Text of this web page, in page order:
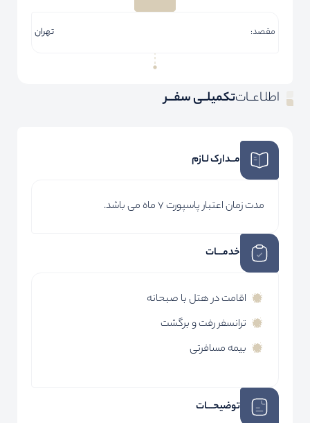
مقصد: تهران
اطلـاعــاتتکمیلــی سفـــر
مــدارک لـازم
مدت زمان اعتبار پاسپورت 7 ماه می باشد.
خدمـــات
اقامت در هتل با صبحانه
ترانسفر رفت و برگشت
بیمه مسافرتی
توضیحـــات